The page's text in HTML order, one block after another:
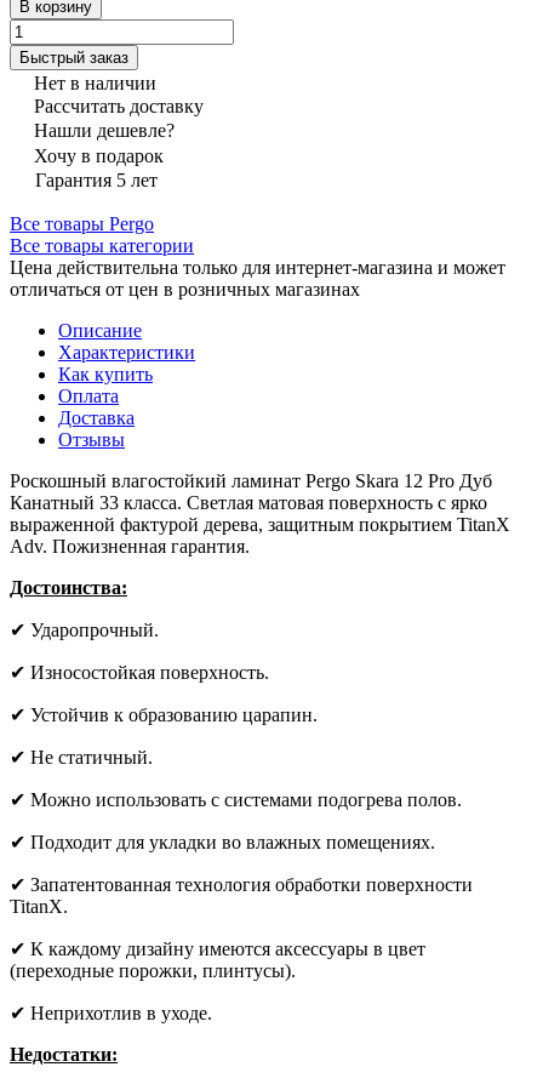
В корзину
Быстрый заказ
Нет в наличии
Рассчитать доставку
Нашли дешевле?
Хочу в подарок
Гарантия 5 лет
Все товары Pergo
Все товары категории
Цена действительна только для интернет-магазина и может
отличаться от цен в розничных магазинах
Описание
Характеристики
Как купить
Оплата
Доставка
Отзывы
Роскошный влагостойкий ламинат Pergo Skara 12 Pro Дуб
Канатный 33 класса. Светлая матовая поверхность с ярко
выраженной фактурой дерева, защитным покрытием TitanX
Adv. Пожизненная гарантия.
Достоинства:
✔ Ударопрочный.
✔ Износостойкая поверхность.
✔ Устойчив к образованию царапин.
✔ Не статичный.
✔ Можно использовать с системами подогрева полов.
✔ Подходит для укладки во влажных помещениях.
✔ Запатентованная технология обработки поверхности
TitanX.
✔ К каждому дизайну имеются аксессуары в цвет
(переходные порожки, плинтусы).
✔ Неприхотлив в уходе.
Недостатки: